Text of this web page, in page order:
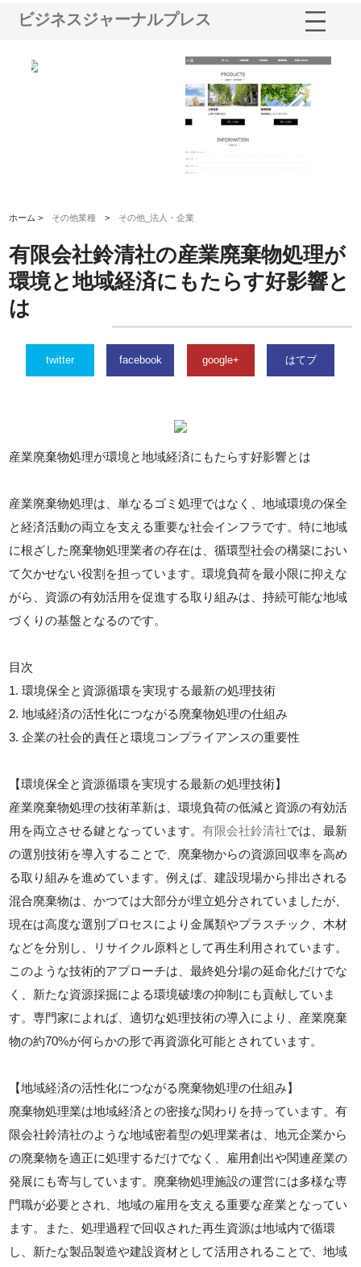
ビジネスジャーナルプレス
イトが提供する充実した情報内
ホーム > その他業種 > その他_法人・企業
有限会社鈴清社の産業廃棄物処理が
環境と地域経済にもたらす好影響と
は
twitter facebook google+ はてブ
産業廃棄物処理が環境と地域経済にもたらす好影響とは
産業廃棄物処理は、単なるゴミ処理ではなく、地域環境の保全
と経済活動の両立を支える重要な社会インフラです。特に地域
に根ざした廃棄物処理業者の存在は、循環型社会の構築におい
て欠かせない役割を担っています。環境負荷を最小限に抑えな
がら、資源の有効活用を促進する取り組みは、持続可能な地域
づくりの基盤となるのです。
目次
1. 環境保全と資源循環を実現する最新の処理技術
2. 地域経済の活性化につながる廃棄物処理の仕組み
3. 企業の社会的責任と環境コンプライアンスの重要性
【環境保全と資源循環を実現する最新の処理技術】
産業廃棄物処理の技術革新は、環境負荷の低減と資源の有効活
用を両立させる鍵となっています。有限会社鈴清社では、最新
の選別技術を導入することで、廃棄物からの資源回収率を高め
る取り組みを進めています。例えば、建設現場から排出される
混合廃棄物は、かつては大部分が埋立処分されていましたが、
現在は高度な選別プロセスにより金属類やプラスチック、木材
などを分別し、リサイクル原料として再生利用されています。
このような技術的アプローチは、最終処分場の延命化だけでな
く、新たな資源採掘による環境破壊の抑制にも貢献していま
す。専門家によれば、適切な処理技術の導入により、産業廃棄
物の約70%が何らかの形で再資源化可能とされています。
【地域経済の活性化につながる廃棄物処理の仕組み】
廃棄物処理業は地域経済との密接な関わりを持っています。有
限会社鈴清社のような地域密着型の処理業者は、地元企業から
の廃棄物を適正に処理するだけでなく、雇用創出や関連産業の
発展にも寄与しています。廃棄物処理施設の運営には多様な専
門職が必要とされ、地域の雇用を支える重要な産業となってい
ます。また、処理過程で回収された再生資源は地域内で循環
し、新たな製品製造や建設資材として活用されることで、地域